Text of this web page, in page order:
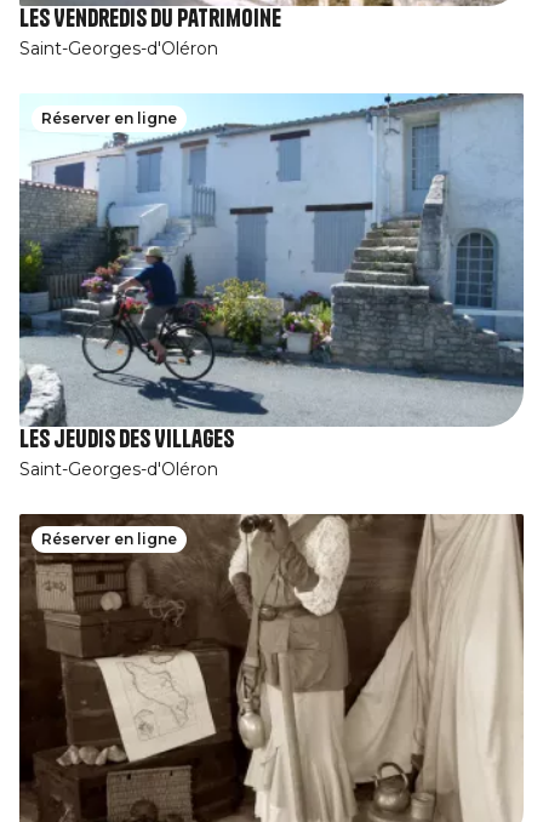
Les Vendredis du patrimoine
Saint-Georges-d'Oléron
Réserver en ligne
Les jeudis des Villages
Saint-Georges-d'Oléron
Réserver en ligne